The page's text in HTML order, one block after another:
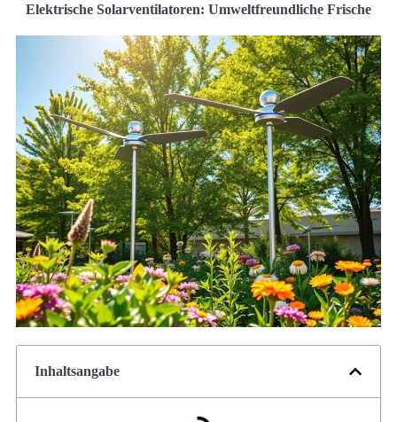
Elektrische Solarventilatoren: Umweltfreundliche Frische
Inhaltsangabe